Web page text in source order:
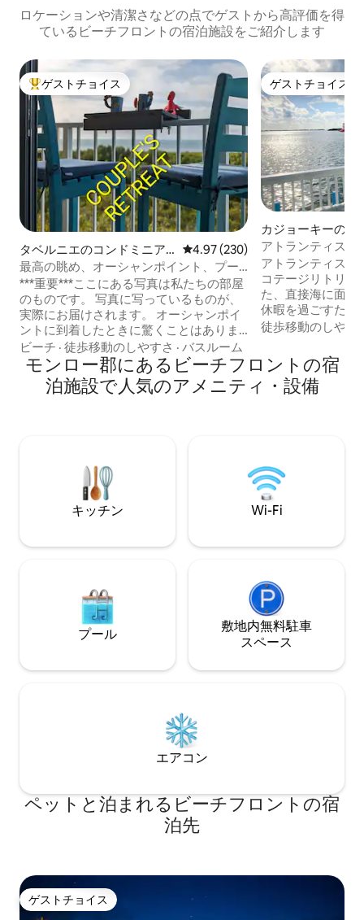
ロケーションや清潔さなどの点でゲストから高評価を得
ているビーチフロントの宿泊施設をご紹介します
大好評のゲストチョイスです。
ゲストチョイス
タベルニエのコンドミニア
ム
レビュー230件、5つ星中4.97つ
4.97 (230)
最高の眺め、オーシャンポイント、プー
ル、ビーチ、キングベッド、ゲート付き
***重要***ここにある写真は私たちの部屋
のものです。 写真に写っているものが、
実際にお届けされます。 オーシャンポイ
ントに到着したときに驚くことはありま
せん。 おとり物件ではありません。 プー
ル＆ジャグジーからすぐのプロミネント
ビル3号館にあります。 ワイヤレスインタ
ーネット、Netflix、ケーブルテレビ、
い本物のオーシャンビューが楽しめま
す。 過去のゲストのレビューをお読みく
ださい。 ⭐ 5つ星 お⭐支払いいただく料
金に見合った価値をご提供します。
ビーチ · 徒歩移動のしやすさ · バスルーム
ゲストチョイス
ゲストチョイス
カジョーキーのコ
アトランティス・
コテージ・リトリ
アトランティス〜
コテージリトリート！ 完全に
た、直接海に面し
休暇を過ごすため
揃っています。 ボートドック（25フィー
家電・ガス調理！
車に加え、ベンチ
ミニアムコミュニ
ア、燃料付きマリ
洗浄ステーション
ンスマーケット！
徒歩移動のしやす
モンロー郡にあるビーチフロントの宿
泊施設で人気のアメニティ・設備
キッチン Wi-Fi
プール
敷地内無料駐⁠車
ス⁠ペ⁠ー⁠ス
エアコン
ペットと泊まれるビーチフロントの宿
泊先
ゲストチョイス
ゲストチョイス